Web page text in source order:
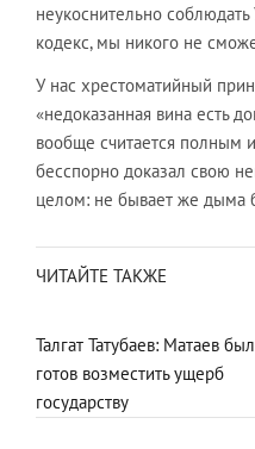
неукоснительно
кодекс, мы никого не
У нас хрестоматийный
«недоказанная вина есть
вообще считается полным
бесспорно доказал свою
целом: не бывает же дыма
ЧИТАЙТЕ ТАКЖЕ
Талгат Татубаев: Матаев был
готов возместить ущерб
государству